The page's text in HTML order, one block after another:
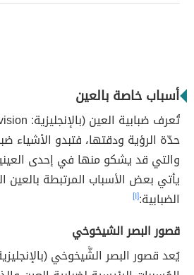
أسباب خاصة بالعين
حدّة الرؤية ودقتها، فتبدو الأشياء
والتي قد يشكو منها في إحدى
يأتي بعض الأسباب المرتبطة بالعين
الضبابية:[١]
قصور البصر الشيخوخي